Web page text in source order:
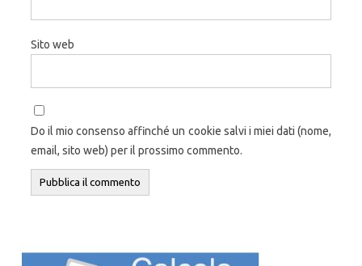
Sito web
Do il mio consenso affinché un cookie salvi i miei dati (nome,
email, sito web) per il prossimo commento.